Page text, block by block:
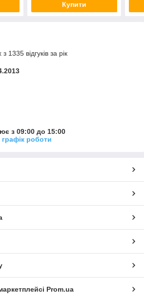
Купити
1335 відгуків за рік
з 09:00 до 15:00
роботи
Prom.ua